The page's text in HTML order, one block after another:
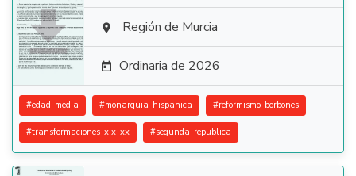
  Región de Murcia
 Ordinaria de 2026
#edad-media #monarquia-hispanica #reformismo-borbones
#transformaciones-xix-xx #segunda-republica